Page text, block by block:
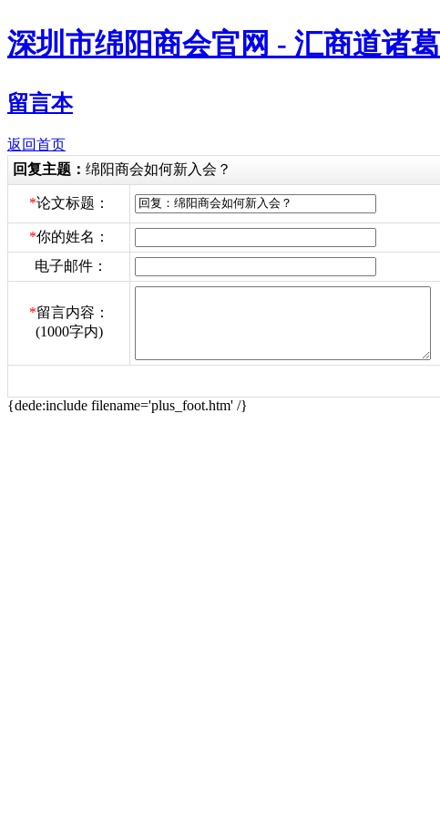
深圳市绵阳商会官网 - 汇商道诸
留言本
返回首页
回复主题： 绵阳商会如何新入会？
*论文标题：
*你的姓名：
电子邮件：
*留言内容：
(1000字内)
{dede:include filename='plus_foot.htm' /}